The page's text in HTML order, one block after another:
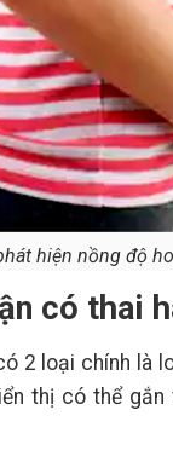
hiện nồng độ
có thai
2 loại chính là
thị có thể